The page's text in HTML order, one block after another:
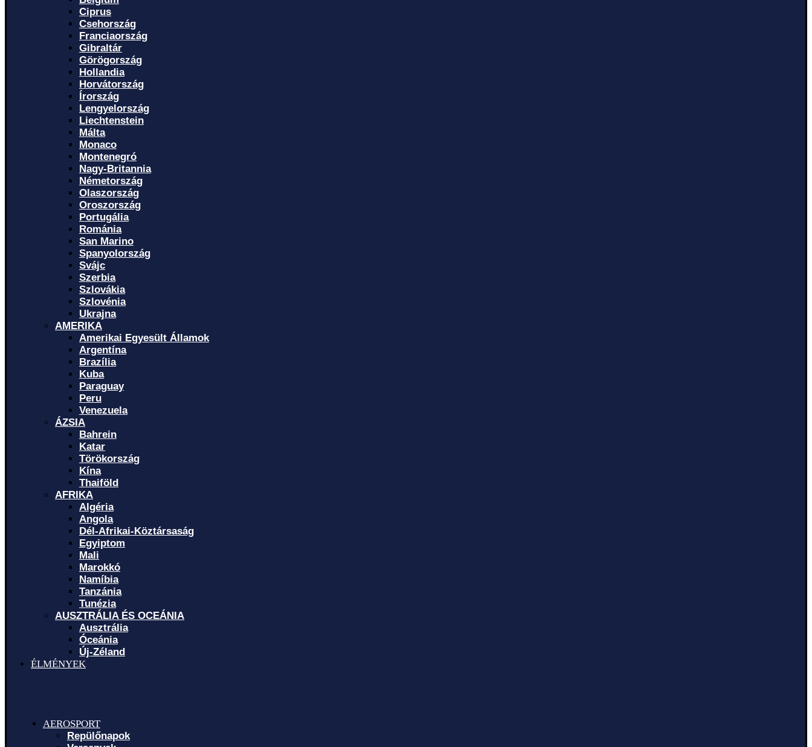
Ciprus
Csehország
Franciaország
Gibraltár
Görögország
Hollandia
Horvátország
Írország
Lengyelország
Liechtenstein
Málta
Monaco
Montenegró
Nagy-Britannia
Németország
Olaszország
Oroszország
Portugália
Románia
San Marino
Spanyolország
Svájc
Szerbia
Szlovákia
Szlovénia
Ukrajna
AMERIKA
Amerikai Egyesült Államok
Argentína
Brazília
Kuba
Paraguay
Peru
Venezuela
ÁZSIA
Bahrein
Katar
Törökország
Kína
Thaiföld
AFRIKA
Algéria
Angola
Dél-Afrikai-Köztársaság
Egyiptom
Mali
Marokkó
Namíbia
Tanzánia
Tunézia
AUSZTRÁLIA ÉS OCEÁNIA
Ausztrália
Óceánia
Új-Zéland
ÉLMÉNYEK
AEROSPORT
Repülőnapok